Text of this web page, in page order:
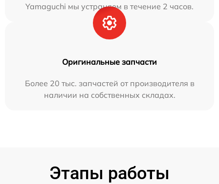
Yamaguchi мы устраняем в течение 2 часов.
Оригинальные запчасти
Более 20 тыс. запчастей от производителя в
наличии на собственных складах.
Этапы работы